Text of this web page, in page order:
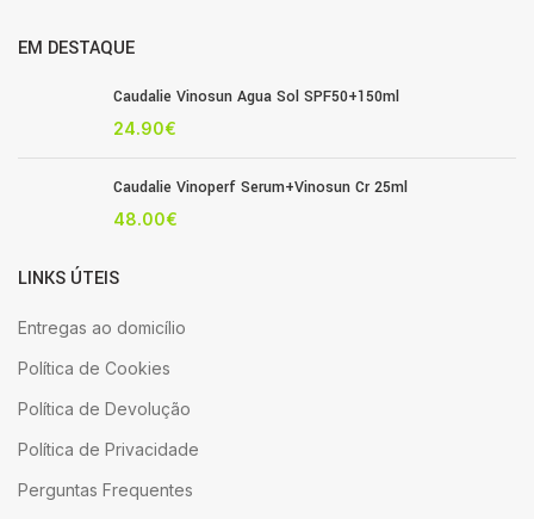
EM DESTAQUE
Caudalie Vinosun Agua Sol SPF50+150ml
24.90€
Caudalie Vinoperf Serum+Vinosun Cr 25ml
48.00€
LINKS ÚTEIS
Entregas ao domicílio
Política de Cookies
Política de Devolução
Política de Privacidade
Perguntas Frequentes